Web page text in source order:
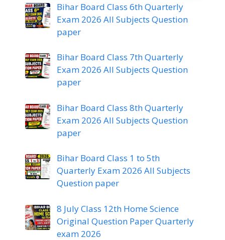
Bihar Board Class 6th Quarterly
Exam 2026 All Subjects Question
paper
Bihar Board Class 7th Quarterly
Exam 2026 All Subjects Question
paper
Bihar Board Class 8th Quarterly
Exam 2026 All Subjects Question
paper
Bihar Board Class 1 to 5th
Quarterly Exam 2026 All Subjects
Question paper
8 July Class 12th Home Science
Original Question Paper Quarterly
exam 2026